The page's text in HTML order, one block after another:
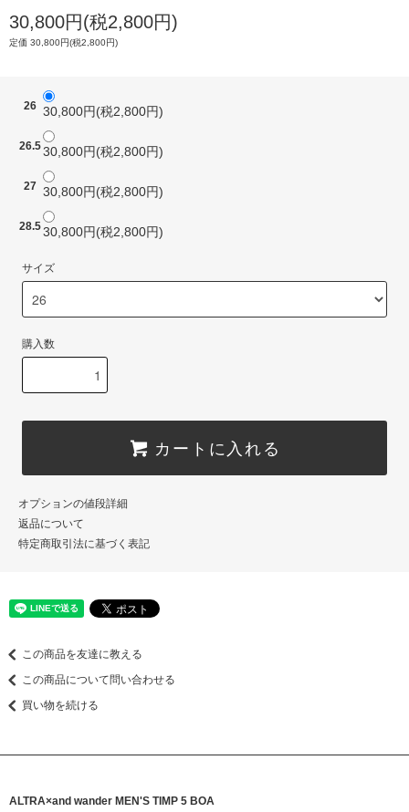
30,800円(税2,800円)
定価 30,800円(税2,800円)
26 30,800円(税2,800円)
26.530,800円(税2,800円)
27 30,800円(税2,800円)
28.530,800円(税2,800円)
サイズ
購入数
カートに入れる
オプションの値段詳細
返品について
特定商取引法に基づく表記
この商品を友達に教える
この商品について問い合わせる
買い物を続ける
ALTRA×and wander MEN'S TIMP 5 BOA